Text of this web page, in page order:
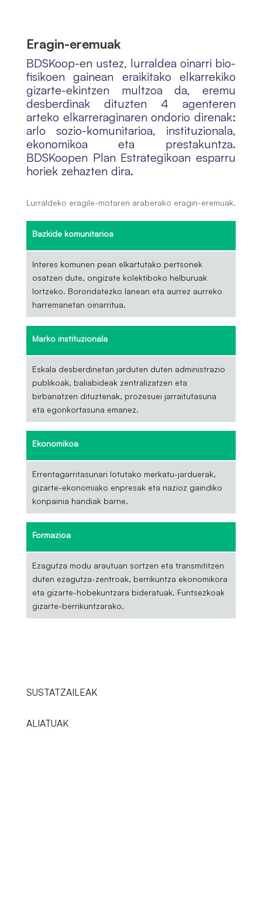
Eragin-eremuak
BDSKoop-en ustez, lurraldea oinarri bio-
fisikoen gainean eraikitako elkarrekiko
gizarte-ekintzen multzoa da, eremu
desberdinak dituzten 4 agenteren
arteko elkarreraginaren ondorio direnak:
arlo sozio-komunitarioa, instituzionala,
ekonomikoa eta prestakuntza.
BDSKoopen Plan Estrategikoan esparru
horiek zehazten dira.
Lurraldeko eragile-motaren araberako eragin-eremuak.
Bazkide komunitarioa
Interes komunen pean elkartutako pertsonek
osatzen dute, ongizate kolektiboko helburuak
lortzeko. Borondatezko lanean eta aurrez aurreko
harremanetan oinarritua.
Marko instituzionala
Eskala desberdinetan jarduten duten administrazio
publikoak, baliabideak zentralizatzen eta
birbanatzen dituztenak, prozesuei jarraitutasuna
eta egonkortasuna emanez.
Ekonomikoa
Errentagarritasunari lotutako merkatu-jarduerak,
gizarte-ekonomiako enpresak eta nazioz gaindiko
konpainia handiak barne.
Formazioa
Ezagutza modu arautuan sortzen eta transmititzen
duten ezagutza-zentroak, berrikuntza ekonomikora
eta gizarte-hobekuntzara bideratuak. Funtsezkoak
gizarte-berrikuntzarako.
SUSTATZAILEAK
ALIATUAK